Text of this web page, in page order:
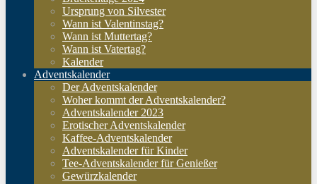
Ursprung von Silvester
Wann ist Valentinstag?
Wann ist Muttertag?
Wann ist Vatertag?
Kalender
Adventskalender
Der Adventskalender
Woher kommt der Adventskalender?
Adventskalender 2023
Erotischer Adventskalender
Kaffee-Adventskalender
Adventskalender für Kinder
Tee-Adventskalender für Genießer
Gewürzkalender